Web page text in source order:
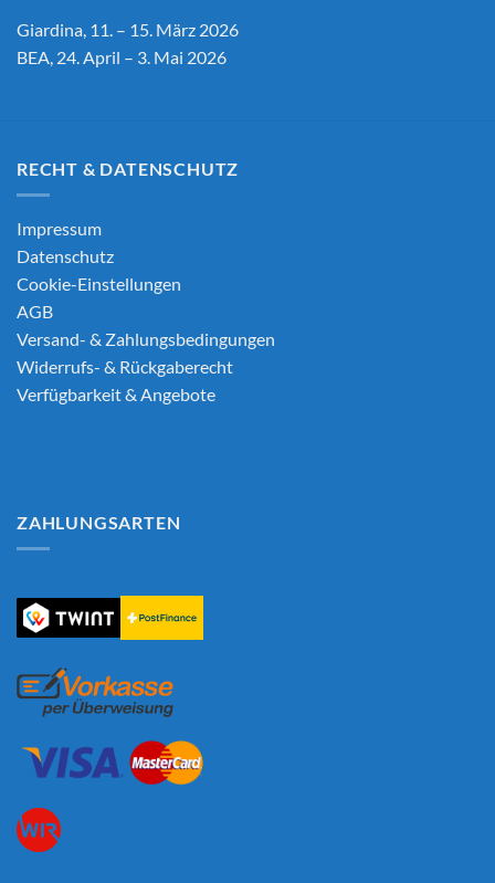
Giardina, 11. – 15. März 2026
BEA, 24. April – 3. Mai 2026
RECHT & DATENSCHUTZ
Impressum
Datenschutz
Cookie-Einstellungen
AGB
Versand- & Zahlungsbedingungen
Widerrufs- & Rückgaberecht
Verfügbarkeit & Angebote
ZAHLUNGSARTEN